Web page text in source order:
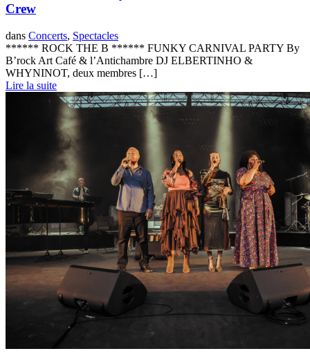
Crew
dans Concerts, Spectacles
****** ROCK THE B ****** FUNKY CARNIVAL PARTY By
B’rock Art Café & l’Antichambre DJ ELBERTINHO &
WHYNINOT, deux membres […]
Lire la suite